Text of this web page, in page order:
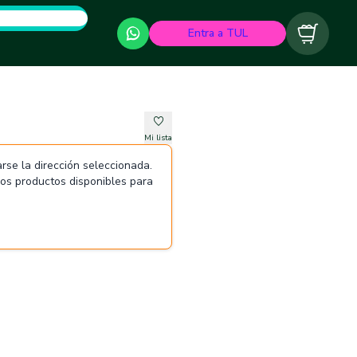
Entra a TUL Carrito
Mi lista
la dirección seleccionada.
productos disponibles para